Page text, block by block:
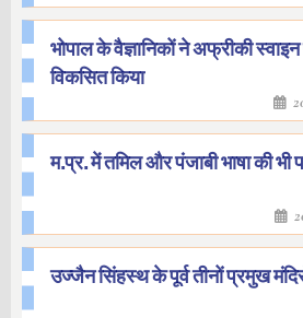
भोपाल के वैज्ञानिकों ने अफ्रीकी
विकसित किया
म.प्र. में तमिल और पंजाबी भाषा की भी
उज्जैन सिंहस्थ के पूर्व तीनों प्रमुख